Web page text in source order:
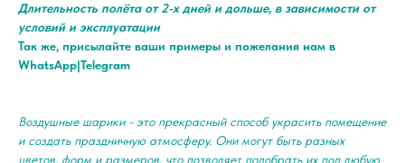
Длительность полёта от 2-х дней и дольше, в зависимости от
условий и эксплуатации
Так же, присылайте ваши примеры и пожелания нам в
WhatsApp|Telegram
Воздушные шарики - это прекрасный способ украсить помещение
и создать праздничную атмосферу. Они могут быть разных
цветов, форм и размеров, что позволяет подобрать их под любую